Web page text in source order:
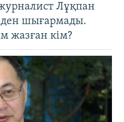
Лұқпан
шығармады.
жазған кім?